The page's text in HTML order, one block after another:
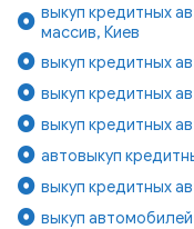
выкуп кредитных
массив, Киев
выкуп кредитных
выкуп кредитных
выкуп кредитных
автовыкуп
выкуп кредитных
выкуп